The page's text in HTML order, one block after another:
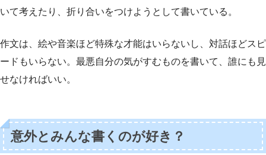
いて考えたり、折り合いをつけようとして書いている。
作文は、絵や音楽ほど特殊な才能はいらないし、対話ほどスピ
ードもいらない。最悪自分の気がすむものを書いて、誰にも見
せなければいい。
意外とみんな書くのが好き？